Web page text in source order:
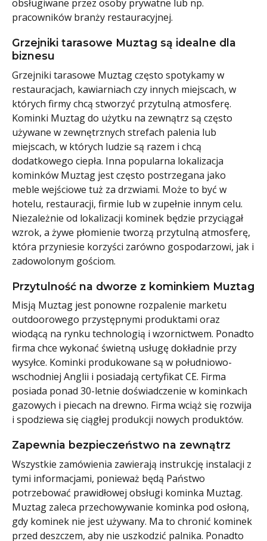
obsługiwane przez osoby prywatne lub np.
pracowników branży restauracyjnej.
Grzejniki tarasowe Muztag są idealne dla
biznesu
Grzejniki tarasowe Muztag często spotykamy w
restauracjach, kawiarniach czy innych miejscach, w
których firmy chcą stworzyć przytulną atmosferę.
Kominki Muztag do użytku na zewnątrz są często
używane w zewnętrznych strefach palenia lub
miejscach, w których ludzie są razem i chcą
dodatkowego ciepła. Inna popularna lokalizacja
kominków Muztag jest często postrzegana jako
meble wejściowe tuż za drzwiami. Może to być w
hotelu, restauracji, firmie lub w zupełnie innym celu.
Niezależnie od lokalizacji kominek będzie przyciągał
wzrok, a żywe płomienie tworzą przytulną atmosferę,
która przyniesie korzyści zarówno gospodarzowi, jak i
zadowolonym gościom.
Przytulność na dworze z kominkiem Muztag
Misją Muztag jest ponowne rozpalenie marketu
outdoorowego przystępnymi produktami oraz
wiodącą na rynku technologią i wzornictwem. Ponadto
firma chce wykonać świetną usługę dokładnie przy
wysyłce. Kominki produkowane są w południowo-
wschodniej Anglii i posiadają certyfikat CE. Firma
posiada ponad 30-letnie doświadczenie w kominkach
gazowych i piecach na drewno. Firma wciąż się rozwija
i spodziewa się ciągłej produkcji nowych produktów.
Zapewnia bezpieczeństwo na zewnątrz
Wszystkie zamówienia zawierają instrukcję instalacji z
tymi informacjami, ponieważ będą Państwo
potrzebować prawidłowej obsługi kominka Muztag.
Muztag zaleca przechowywanie kominka pod osłoną,
gdy kominek nie jest używany. Ma to chronić kominek
przed deszczem, aby nie uszkodzić palnika. Ponadto